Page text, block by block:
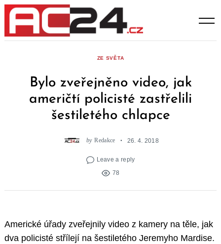
Skip
content
ZE SVĚTA
Bylo zveřejněno video, jak
američtí policisté zastřelili
šestiletého chlapce
by Redakce 26. 4. 2018
Leave a reply
78
Americké úřady zveřejnily video z kamery na těle, jak
dva policisté střílejí na šestiletého Jeremyho Mardise.